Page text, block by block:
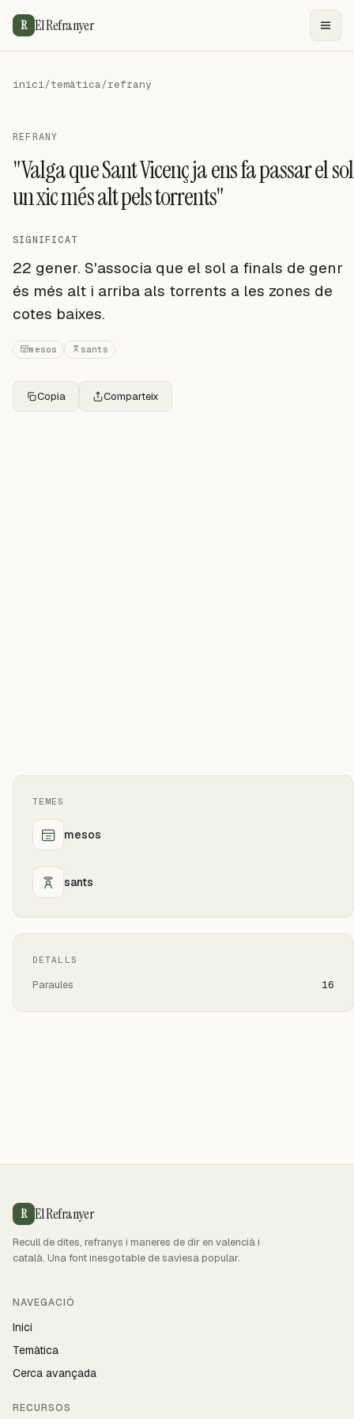
R El Refranyer
inici/temàtica/refrany
REFRANY
"Valga que Sant Vicenç ja ens fa passar el sol
un xic més alt pels torrents"
SIGNIFICAT
22 gener. S'associa que el sol a finals de genr
és més alt i arriba als torrents a les zones de
cotes baixes.
mesos sants
Copia Comparteix
TEMES
mesos
sants
DETALLS
Paraules 16
R El Refranyer
Recull de dites, refranys i maneres de dir en valencià i
català. Una font inesgotable de saviesa popular.
NAVEGACIÓ
Inici
Temàtica
Cerca avançada
RECURSOS